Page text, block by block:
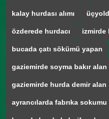
kalay hurdası alımı
özderede hurdacı izmirde
bucada çatı sökümü yapan
gaziemirde soyma bakır alan
gaziemirde hurda demir alan
ayrancılarda fabrıka sokumu